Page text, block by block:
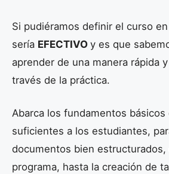
Si pudiéramos definir el curso
sería EFECTIVO y es que
aprender de una manera rápida
través de la práctica.
Abarca los fundamentos básicos
suficientes a los estudiantes,
documentos bien estructurados,
programa, hasta la creación de